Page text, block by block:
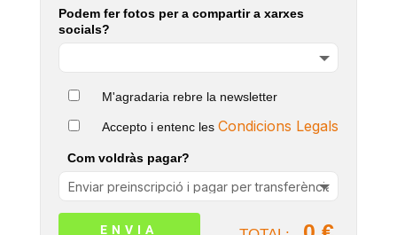
Podem fer fotos per a compartir a xarxes
socials?
M'agradaria rebre la newsletter
Accepto i entenc les Condicions Legals
Com voldràs pagar?